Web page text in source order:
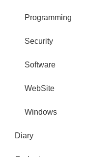
Programming
Security
Software
WebSite
Windows
Diary